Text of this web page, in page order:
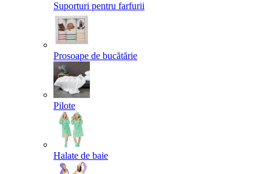
Suporturi pentru farfurii
Prosoape de bucătărie
Pilote
Halate de baie